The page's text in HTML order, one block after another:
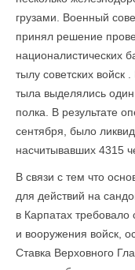
грузами. Военный
принял решение
националистических
тылу советских
тыла выделялись
полка. В результате
сентября, было
насчитывавших 4315
В связи с тем что
для действий на
в Карпатах требовало
и вооружения войск,
Ставка Верховного